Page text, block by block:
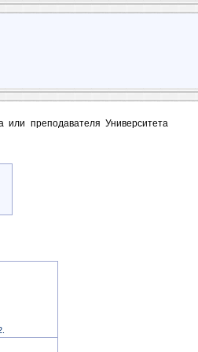
или преподавателя Университета